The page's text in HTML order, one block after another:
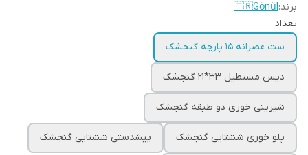
برند:🇹🇷Gönül
تعداد
ست عصرانه ۱۵ پارچه گنجشک
دیس مستطیل ۳۳*۲۱ گنجشک
شیرینی خوری دو طبقه گنجشک
پلو خوری ششتایی گنجشک پیشدستی ششتایی گنجشک